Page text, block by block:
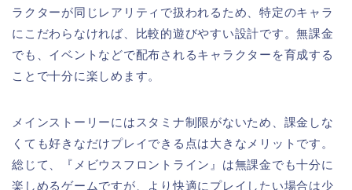
ラクターが同じレアリティで扱われるため、特定のキャラ
にこだわらなければ、比較的遊びやすい設計です。無課金
でも、イベントなどで配布されるキャラクターを育成する
ことで十分に楽しめます。
メインストーリーにはスタミナ制限がないため、課金しな
くても好きなだけプレイできる点は大きなメリットです。
総じて、『メビウスフロントライン』は無課金でも十分に
楽しめるゲームですが、より快適にプレイしたい場合は少